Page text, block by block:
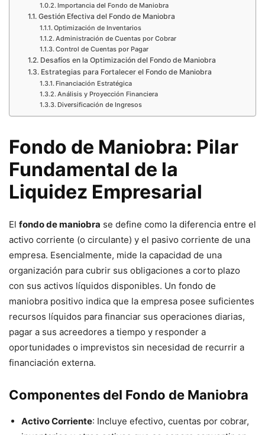
Importancia del Fondo de Maniobra
Gestión Efectiva del Fondo de Maniobra
Optimización de Inventarios
Administración de Cuentas por Cobrar
Control de Cuentas por Pagar
Desafíos en la Optimización del Fondo de Maniobra
Estrategias para Fortalecer el Fondo de Maniobra
Financiación Estratégica
Análisis y Proyección Financiera
Diversificación de Ingresos
Fondo de Maniobra: Pilar
Fundamental de la
Liquidez Empresarial
El fondo de maniobra se define como la diferencia entre el
activo corriente (o circulante) y el pasivo corriente de una
empresa. Esencialmente, mide la capacidad de una
organización para cubrir sus obligaciones a corto plazo
con sus activos líquidos disponibles. Un fondo de
maniobra positivo indica que la empresa posee suficientes
recursos líquidos para financiar sus operaciones diarias,
pagar a sus acreedores a tiempo y responder a
oportunidades o imprevistos sin necesidad de recurrir a
financiación externa.
Componentes del Fondo de Maniobra
Activo Corriente: Incluye efectivo, cuentas por cobrar,